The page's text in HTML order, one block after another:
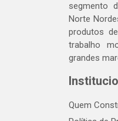
segmento
Norte
produtos
trabalho
grandes
Quem